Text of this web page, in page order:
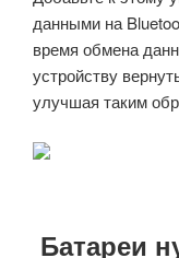
данными на
время обмена
устройству
улучшая таким
Батареи